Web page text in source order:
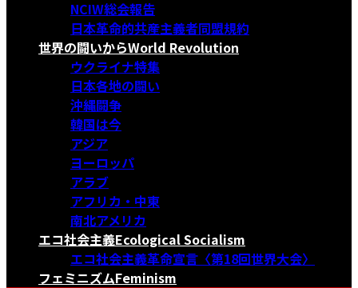
NCIW総会報告
日本革命的共産主義者同盟規約
世界の闘いからWorld Revolution
ウクライナ特集
日本各地の闘い
沖縄闘争
韓国は今
アジア
ヨーロッパ
アラブ
アフリカ・中東
南北アメリカ
エコ社会主義Ecological Socialism
エコ社会主義革命宣言〈第18回世界大会〉
フェミニズムFeminism